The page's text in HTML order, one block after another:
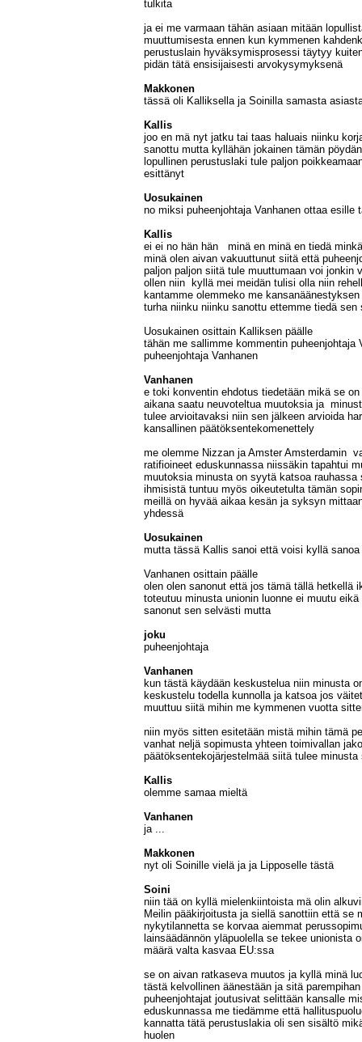
tulkita
ja ei me varmaan tähän asiaan mitään
muuttumisesta ennen kun kymmenen
perustuslain hyväksymisprosessi täytyy
pidän tätä ensisijaisesti arvokysymyksenä
Makkonen
tässä oli Kalliksella ja Soinilla samasta
Kallis
joo en mä nyt jatku tai taas haluais niinku
sanottu mutta kyllähän jokainen tämän
lopullinen perustuslaki tule paljon
esittänyt
Uosukainen
no miksi puheenjohtaja Vanhanen ottaa esille
Kallis
ei ei no hän hän minä en minä en tiedä
minä olen aivan vakuuttunut siitä että
paljon paljon siitä tule muuttumaan voi jonkin
ollen niin kyllä mei meidän tulisi olla niin
kantamme olemmeko me
turha niinku niinku sanottu ettemme tiedä sen
Uosukainen osittain Kalliksen päälle
tähän me sallimme kommentin puheenjohtaja
puheenjohtaja Vanhanen
Vanhanen
e toki konventin ehdotus tiedetään mikä se
aikana saatu neuvoteltua muutoksia ja
tulee arvioitavaksi niin sen jälkeen arvioida
kansallinen päätöksentekomenettely
me olemme Nizzan ja Amster Amsterdamin
ratifioineet eduskunnassa niissäkin tapahtui
muutoksia minusta on syytä katsoa rauhassa
ihmisistä tuntuu myös oikeutetulta tämän
meillä on hyvää aikaa kesän ja syksyn
yhdessä
Uosukainen
mutta tässä Kallis sanoi että voisi kyllä
Vanhanen osittain päälle
olen olen sanonut että jos tämä tällä hetkellä
toteutuu minusta unionin luonne ei muutu
sanonut sen selvästi mutta
joku
puheenjohtaja
Vanhanen
kun tästä käydään keskustelua niin minusta
keskustelu todella kunnolla ja katsoa jos
muuttuu siitä mihin me kymmenen vuotta
niin myös sitten esitetään mistä mihin tämä
vanhat neljä sopimusta yhteen toimivallan
päätöksentekojärjestelmää siitä tulee
Kallis
olemme samaa mieltä
Vanhanen
ja ...
Makkonen
nyt oli Soinille vielä ja ja Lipposelle tästä
Soini
niin tää on kyllä mielenkiintoista mä olin
Meilin pääkirjoitusta ja siellä sanottiin että se
nykytilannetta se korvaa aiemmat
lainsäädännön yläpuolella se tekee unionista
määrä valta kasvaa EU:ssa
se on aivan ratkaseva muutos ja kyllä minä
tästä kelvollinen äänestään ja sitä
puheenjohtajat joutusivat selittään kansalle
eduskunnassa me tiedämme että
kannatta tätä perustuslakia oli sen sisältö
huolen